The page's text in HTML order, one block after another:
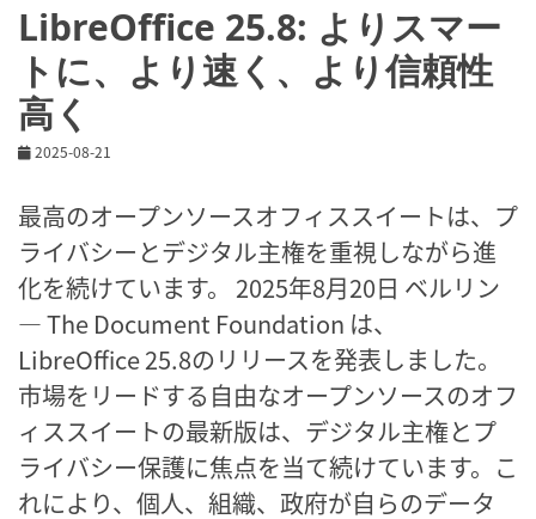
LibreOffice 25.8: よりスマー
トに、より速く、より信頼性
高く
2025-08-21
最高のオープンソースオフィススイートは、プ
ライバシーとデジタル主権を重視しながら進
化を続けています。 2025年8月20日 ベルリン
― The Document Foundation は、
LibreOffice 25.8のリリースを発表しました。
市場をリードする自由なオープンソースのオフ
ィススイートの最新版は、デジタル主権とプ
ライバシー保護に焦点を当て続けています。こ
れにより、個人、組織、政府が自らのデータ